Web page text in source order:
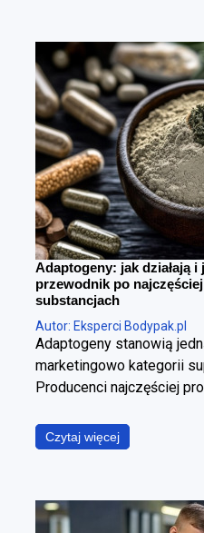
Adaptogeny: jak działają i
przewodnik po
substancjach
Autor: Eksperci Bodypak.pl
Adaptogeny stanowią
marketingowo kategorii
Producenci najczęściej
snu, wzrost poziomu
koncentracji, redukcję
to jednak założenie błędne.
adaptogeny wyraźnie
Czytaj więcej